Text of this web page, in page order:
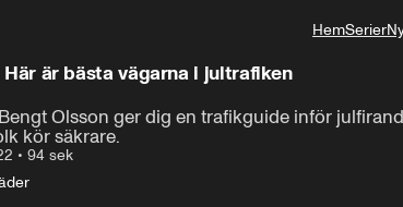
HemSerier
är bästa vägarna i jultrafiken
Olsson ger dig en trafikguide inför
kör säkrare.
• 94 sek